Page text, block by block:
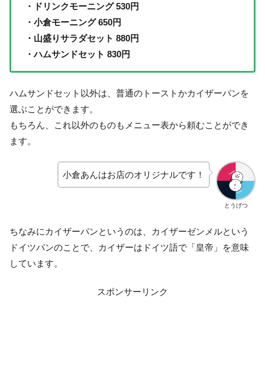
・ドリンクモーニング 530円
・小倉モーニング 650円
・山盛りサラダセット 880円
・ハムサンドセット 830円
ハムサンドセット以外は、普通のトーストかカイザーパンを
選ぶことができます。
もちろん、これ以外のものもメニュー表から頼むことができ
ます。
とうげつ
小倉あんはお店のオリジナルです！
ちなみにカイザーパンというのは、カイザーゼンメルという
ドイツパンのことで、カイザーはドイツ語で「皇帝」を意味
しています。
スポンサーリンク